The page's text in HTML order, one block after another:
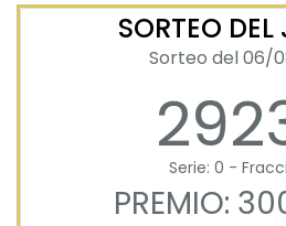
SORTEO DEL
Sorteo del 06/
Serie: 0 -
PREMIO: